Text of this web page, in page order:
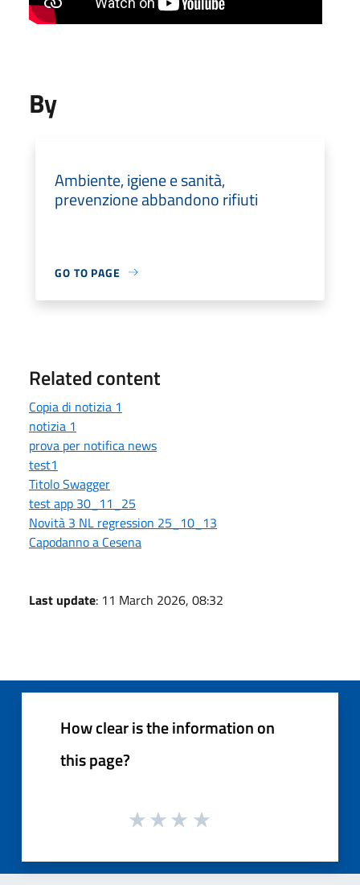
By
Ambiente, igiene e sanità,
prevenzione abbandono rifiuti
GO TO PAGE
Related content
Copia di notizia 1
notizia 1
prova per notifica news
test1
Titolo Swagger
test app 30_11_25
Novità 3 NL regression 25_10_13
Capodanno a Cesena
Last update: 11 March 2026, 08:32
How clear is the information on
this page?